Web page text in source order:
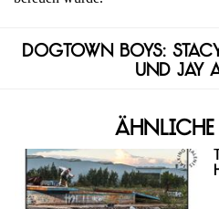
Dogtown Boys:
und Jay